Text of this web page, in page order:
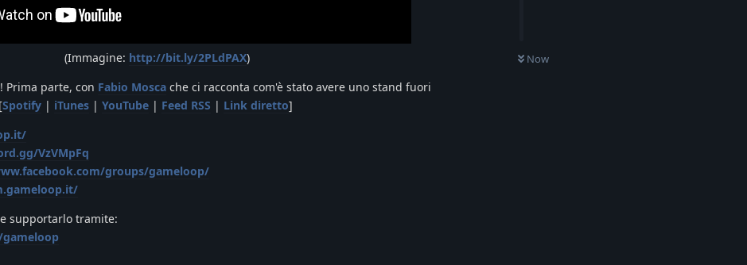
Now
(Immagine: http://bit.ly/2PLdPAX)
Prima parte, con Fabio Mosca che ci racconta com'è stato avere uno stand fuori
Spotify | iTunes | YouTube | Feed RSS | Link diretto]
VzVMpFq
groups/gameloop/
supportarlo tramite: